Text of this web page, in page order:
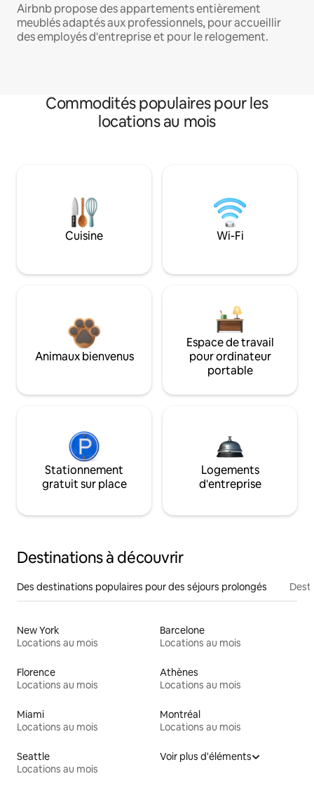
Airbnb propose des appartements entièrement
meublés adaptés aux professionnels, pour accueillir
des employés d'entreprise et pour le relogement.
Commodités populaires pour les
locations au mois
Cuisine Wi-Fi
Animaux bienvenus
Espace de travail
pour ordinateur
portable
Stationnement
gratuit sur place
Logements
d'entreprise
Destinations à découvrir
Des destinations populaires pour des séjours prolongés
New York
Locations au mois
Barcelone
Locations au mois
Florence
Locations au mois
Athènes
Locations au mois
Miami
Locations au mois
Montréal
Locations au mois
Seattle
Locations au mois
Voir plus d'éléments